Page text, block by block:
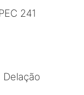
241
Delação